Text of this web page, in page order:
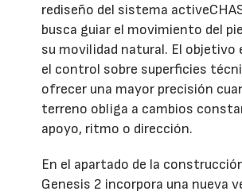
rediseño del sistema
busca guiar el movimiento del
su movilidad natural. El objetivo
el control sobre superficies
ofrecer una mayor precisión
terreno obliga a cambios
apoyo, ritmo o dirección.
En el apartado de la
Genesis 2 incorpora una nueva